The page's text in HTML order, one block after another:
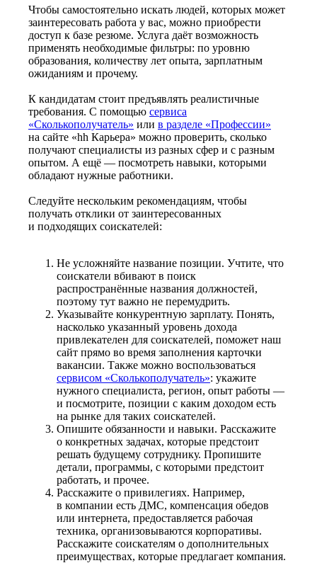
Чтобы самостоятельно искать людей, которых может
заинтересовать работа у вас, можно приобрести
доступ к базе резюме. Услуга даёт возможность
применять необходимые фильтры: по уровню
образования, количеству лет опыта, зарплатным
ожиданиям и прочему.
К кандидатам стоит предъявлять реалистичные
требования. С помощью сервиса
«Сколькополучатель» или в разделе «Профессии»
на сайте «hh Карьера» можно проверить, сколько
получают специалисты из разных сфер и с разным
опытом. А ещё — посмотреть навыки, которыми
обладают нужные работники.
Следуйте нескольким рекомендациям, чтобы
получать отклики от заинтересованных
и подходящих соискателей:
Не усложняйте название позиции. Учтите, что
соискатели вбивают в поиск
распространённые названия должностей,
поэтому тут важно не перемудрить.
Указывайте конкурентную зарплату. Понять,
насколько указанный уровень дохода
привлекателен для соискателей, поможет наш
сайт прямо во время заполнения карточки
вакансии. Также можно воспользоваться
сервисом «Сколькополучатель»: укажите
нужного специалиста, регион, опыт работы —
и посмотрите, позиции с каким доходом есть
на рынке для таких соискателей.
Опишите обязанности и навыки. Расскажите
о конкретных задачах, которые предстоит
решать будущему сотруднику. Пропишите
детали, программы, с которыми предстоит
работать, и прочее.
Расскажите о привилегиях. Например,
в компании есть ДМС, компенсация обедов
или интернета, предоставляется рабочая
техника, организовываются корпоративы.
Расскажите соискателям о дополнительных
преимуществах, которые предлагает компания.